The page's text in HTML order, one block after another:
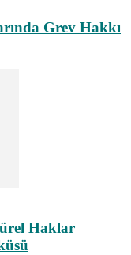
Grev Hakkı
Haklar